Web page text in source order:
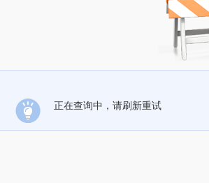
正在查询中，请刷新重试